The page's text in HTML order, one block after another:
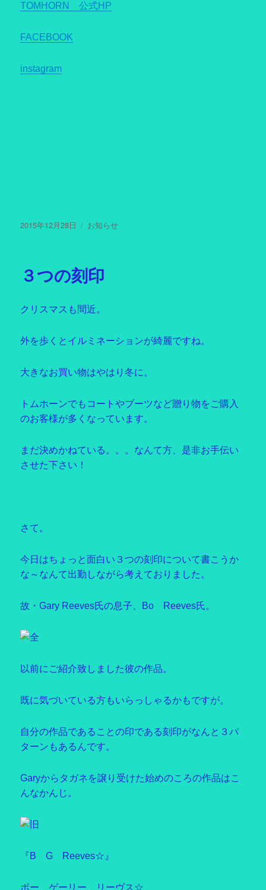
TOMHORN 公式HP
FACEBOOK
instagram
投
2015年12月28日
カ
ー
お知らせ
３つの刻印
クリスマスも間近。
外を歩くとイルミネーションが綺麗ですね。
大きなお買い物はやはり冬に。
トムホーンでもコートやブーツなど贈り物をご購入
のお客様が多くなっています。
まだ決めかねている。。。なんて方、是非お手伝い
させた下さい！
さて。
今日はちょっと面白い３つの刻印について書こうか
な～なんて出勤しながら考えておりました。
故・Gary Reeves氏の息子、Bo Reeves氏。
以前にご紹介致しました彼の作品。
既に気づいている方もいらっしゃるかもですが。
自分の作品であることの印である刻印がなんと３パ
ターンもあるんです。
Garyからタガネを譲り受けた始めのころの作品はこ
んなかんじ。
『B G Reeves☆』
ボー ゲーリー リーヴス☆